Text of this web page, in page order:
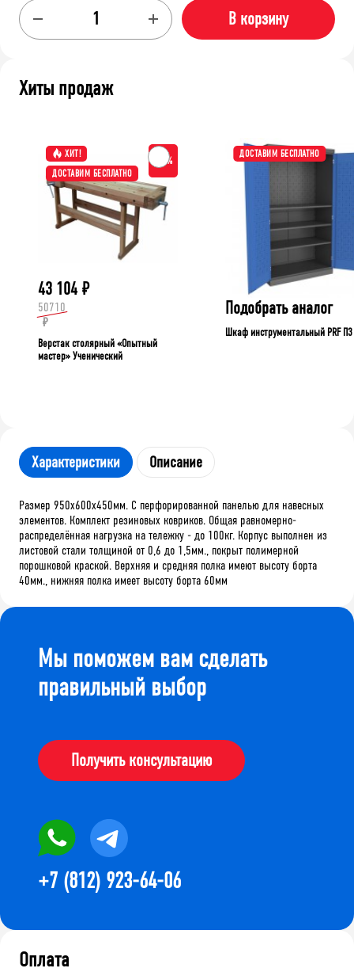
В корзину
Хиты продаж
ХИТ!
ДОСТАВИМ БЕСПЛАТНО
-15%
43 104 ₽
50710
₽
Верстак столярный «Опытный
мастер» Ученический
ДОСТАВИМ БЕСПЛАТНО
Подобрать аналог
Шкаф инструментальный PRF П3
Характеристики Описание
Размер 950х600х450мм. С перфорированной панелью для навесных
элементов. Комплект резиновых ковриков. Общая равномерно-
распределённая нагрузка на тележку - до 100кг. Корпус выполнен из
листовой стали толщиной от 0,6 до 1,5мм., покрыт полимерной
порошковой краской. Верхняя и средняя полка имеют высоту борта
40мм., нижняя полка имеет высоту борта 60мм
Мы поможем вам сделать
правильный выбор
Получить консультацию
+7 (812) 923-64-06
Оплата